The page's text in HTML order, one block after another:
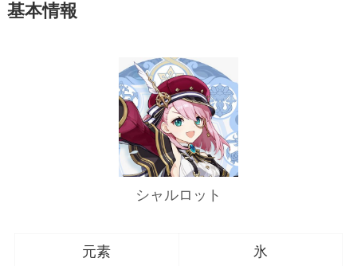
基本情報
シャルロット
元素 氷